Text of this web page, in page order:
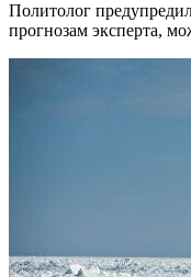
Политолог
прогнозам эксперта,